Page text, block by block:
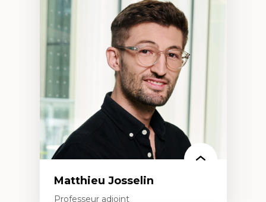
Neuropsychiatrie et neurosciences
Direction d'essais cliniques
Analyse des politiques et pratiques en santé
mentale
Développement de protocoles d'essais
cliniques
Collaboration interfonctionnelle
Leadership en recherche clinique
Développement de cadres politiques
Collaboration avec des entreprises
pharmaceutiques
Rédaction de publications et de rapports
politiques
Enseignement et mentorat
Matthieu Josselin
Professeur adjoint